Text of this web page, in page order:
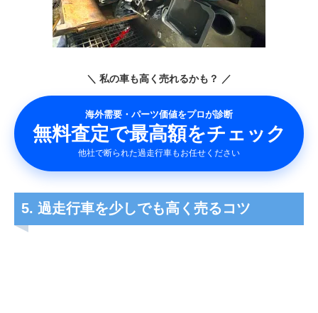
＼ 私の車も高く売れるかも？ ／
海外需要・パーツ価値をプロが診断
無料査定で最高額をチェック
他社で断られた過走行車もお任せください
5. 過走行車を少しでも高く売るコツ